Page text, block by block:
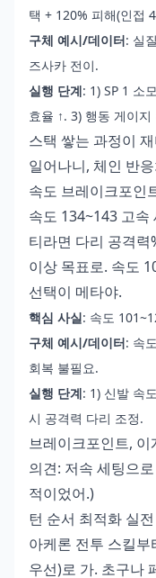
택 + 120% 피해(인접
구체 예시/데이터: 실
즈사카 전이.
실행 단계: 1) SP 1 소
효율 ↑. 3) 행동 게이
스택 쌓는 과정이
일어나니, 체인 반
속도 브레이크포인
속도 134~143 고속
티라면 다리 공격
이상 목표로. 속도
선택이 메타야.
핵심 사실: 속도
구체 예시/데이터: 속
회복 불필요.
실행 단계: 1) 신발 속
시 공격력 다리 조정.
브레이크포인트,
의견: 저속 세팅으
적이었어.)
턴 순서 최적화 실
아케론 전투 스킬
우선)로 가. 초구나